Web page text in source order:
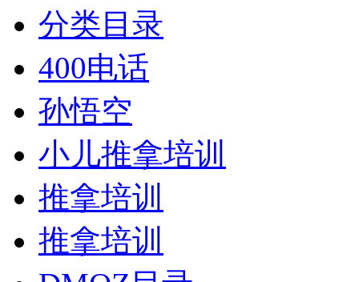
分类目录
400电话
孙悟空
小儿推拿培训
推拿培训
推拿培训